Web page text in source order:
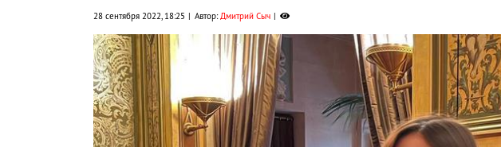
28 сентября 2022, 18:25 Автор:Дмитрий Сыч